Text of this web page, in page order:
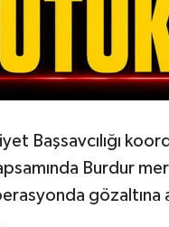
Başsavcılığı
Burdur
gözaltına